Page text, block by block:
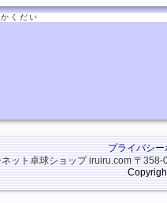
くだい
プライバシー
ット卓球ショップ iruiru.com〒358-